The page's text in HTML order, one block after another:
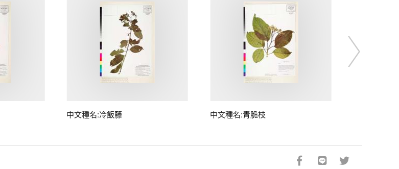
中文種名:冷飯藤 中文種名:青脆枝